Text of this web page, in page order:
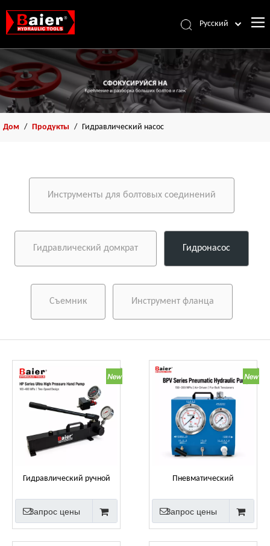
Pусский
Español
Français
العربية
English
Дом / Продукты / Гидравлический насос
Инструменты для болтовых соединений
Гидравлический домкрат Гидронасос
Съемник Инструмент фланца
Гидравлический ручной
давления серии HP, 100–400
Запрос цены
Пневматический
Запрос цены